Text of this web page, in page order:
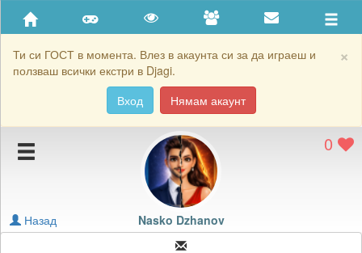
×
Ти си ГОСТ в момента. Влез в акаунта си за да играеш и
ползваш всички екстри в Djagi.
Вход
Нямам акаунт
Приятели
Хронология на игри
Подаръците на Nasko Dzhanov
Картичките на Nasko Dzhanov
Блокирай Nasko Dzhanov
0
Nasko Dzhanov
Назад